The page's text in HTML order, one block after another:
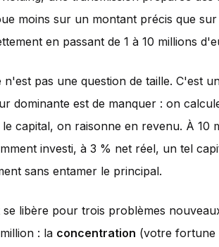
moins sur un montant précis que
en passant de 1 à 10 millions
n'est pas une question de taille. C'est
dominante est de manquer : on
capital, on raisonne en revenu. À 10
investi, à 3 % net réel, un tel
sans entamer le principal.
libère pour trois problèmes
: la concentration (votre fortune